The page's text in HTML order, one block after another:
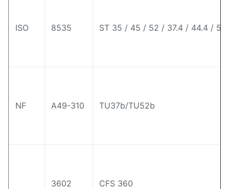
ISO 8535 ST 35 / 45 / 52 / 37.4 / 44.4 /
NF A49-310 TU37b/TU52b
3602 CFS 360